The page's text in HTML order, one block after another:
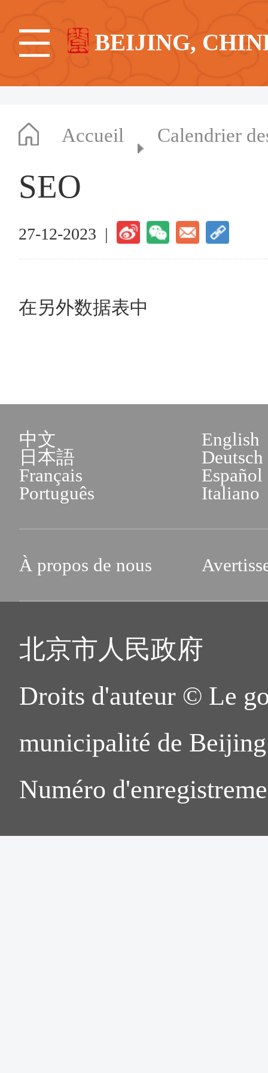
BEIJING,
Accueil Calendrier
SEO
27-12-2023 |
在另外数据表中
中文
English
日本語
Deutsch
Français
Español
Português
Italiano
À propos de nous
北京市人民政府
Droits d'auteur © Le
municipalité de
Numéro